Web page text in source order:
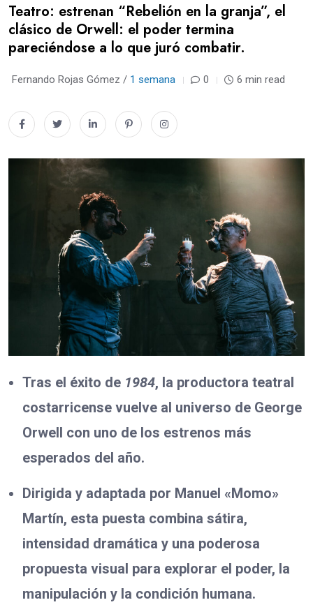
Teatro: estrenan “Rebelión en la granja”, el
clásico de Orwell: el poder termina
pareciéndose a lo que juró combatir.
Fernando Rojas Gómez / 1 semana 0 6 min read
Tras el éxito de 1984, la productora teatral
costarricense vuelve al universo de George
Orwell con uno de los estrenos más
esperados del año.
Dirigida y adaptada por Manuel «Momo»
Martín, esta puesta combina sátira,
intensidad dramática y una poderosa
propuesta visual para explorar el poder, la
manipulación y la condición humana.